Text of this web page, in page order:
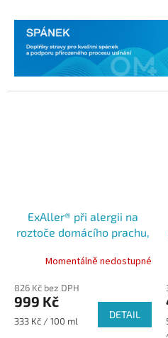
ExAller® při alergii na
roztoče domácího prachu,
Momentálně nedostupné
826 Kč bez DPH
999 Kč
Měrná
333 Kč / 100 ml
DETAIL